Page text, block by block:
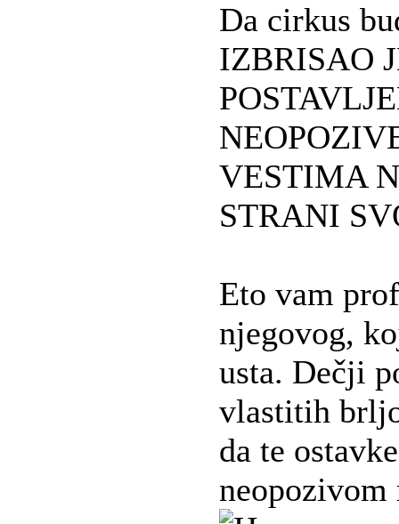
Da cirkus
IZBRISAO
VESTIMA
STRANI
Eto vam
njegovog,
usta. Dečji
vlastitih
da te